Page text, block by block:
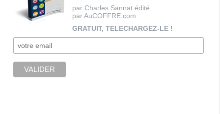
par Charles Sannat édité
par AuCOFFRE.com
GRATUIT, TELECHARGEZ-LE !